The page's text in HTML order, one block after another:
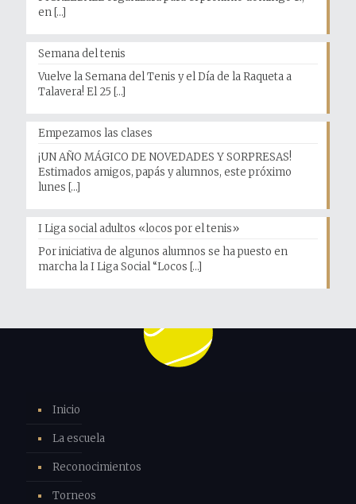
en […]
Semana del tenis
Vuelve la Semana del Tenis y el Día de la Raqueta a
Talavera! El 25 […]
Empezamos las clases
¡UN AÑO MÁGICO DE NOVEDADES Y SORPRESAS!
Estimados amigos, papás y alumnos, este próximo
lunes […]
I Liga social adultos «locos por el tenis»
Por iniciativa de algunos alumnos se ha puesto en
marcha la I Liga Social “Locos […]
Inicio
La escuela
Reconocimientos
Torneos